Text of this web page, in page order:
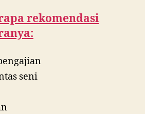
rekomendasi
seni